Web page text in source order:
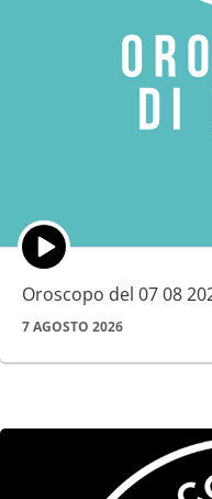
Episode
play
icon
Oroscopo del 07 08
7 AGOSTO 2026